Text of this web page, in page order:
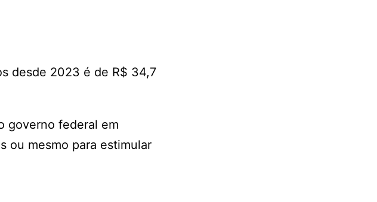
desde 2023 é de R$ 34,7
governo federal em
ou mesmo para estimular